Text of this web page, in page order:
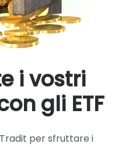
i vostri
gli ETF
per sfruttare i